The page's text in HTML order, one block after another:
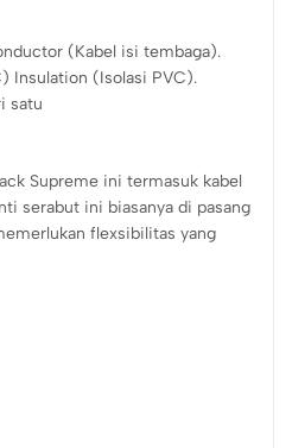
(Kabel isi tembaga).
Insulation (Isolasi PVC).
satu
Supreme ini termasuk kabel
serabut ini biasanya di pasang
flexsibilitas yang